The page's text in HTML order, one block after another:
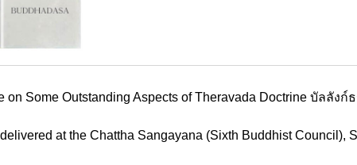
on Some Outstanding Aspects of Theravada Doctrine บัลลั
at the Chattha Sangayana (Sixth Buddhist Council),